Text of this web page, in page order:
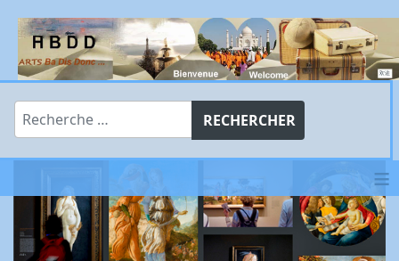
Rechercher
RECHERCHER
≡